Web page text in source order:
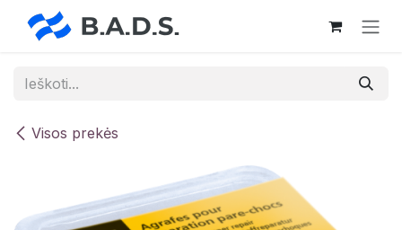
Skip to Content
Visos prekės